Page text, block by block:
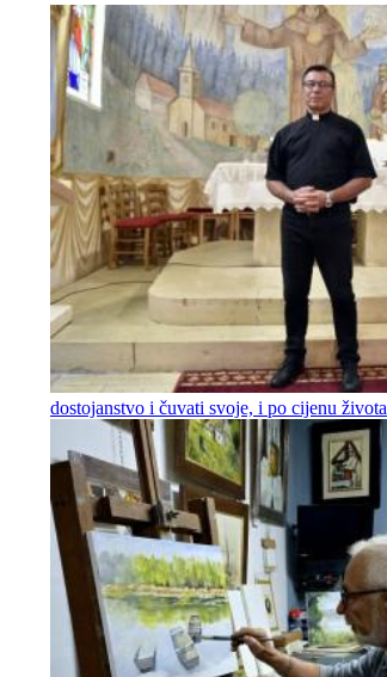
dostojanstvo i čuvati svoje, i po cijenu života